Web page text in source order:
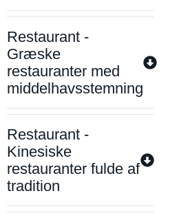
Restaurant -
Græske
restauranter med
middelhavsstemning
Restaurant -
Kinesiske
restauranter fulde af
tradition